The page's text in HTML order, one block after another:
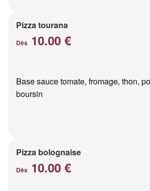
Pizza tourana
Dès 10.00 €
Base sauce tomate, fromage, thon,
boursin
Pizza bolognaise
Dès 10.00 €